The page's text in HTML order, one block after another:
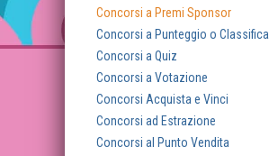
Concorsi a Premi Sponsor
Concorsi a Punteggio o Classifica
Concorsi a Quiz
Concorsi a Votazione
Concorsi Acquista e Vinci
Concorsi ad Estrazione
Concorsi al Punto Vendita